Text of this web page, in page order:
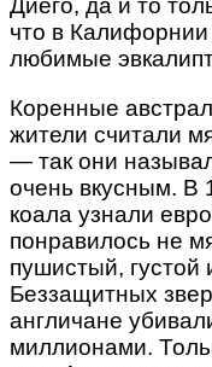
что в Калифорнии
любимые
Коренные
жители считали
— так они
очень вкусным. В
коала узнали
понравилось не
пушистый, густой
Беззащитных
англичане
миллионами.